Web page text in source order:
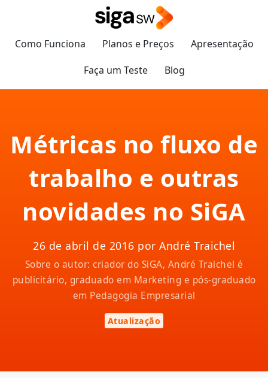
Como Funciona Planos e Preços
Apresentação
Faça um Teste
Blog
Métricas no fluxo de
trabalho e outras
novidades no SiGA
26 de abril de 2016 por André Traichel
Sobre o autor: criador do SiGA, André Traichel é
publicitário, graduado em Marketing e pós-graduado
em Pedagogia Empresarial
Atualização